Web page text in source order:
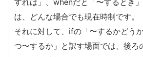
すれば」、whenだと「〜するとき
は、どんな場合でも現在時制です。
それに対して、ifの「〜するかどう
つ〜するか」と訳す場面では、後ろ